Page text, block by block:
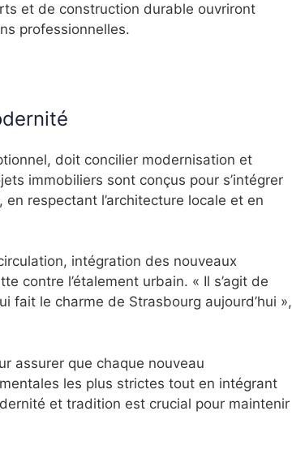
et de construction durable ouvriront
professionnelles.
doit concilier modernisation et
immobiliers sont conçus pour s’intégrer
respectant l’architecture locale et en
intégration des nouveaux
contre l’étalement urbain. « Il s’agit de
fait le charme de Strasbourg aujourd’hui »,
assurer que chaque nouveau
les plus strictes tout en intégrant
et tradition est crucial pour maintenir